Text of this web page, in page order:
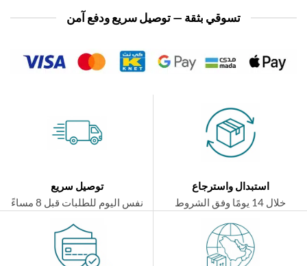
تسوقي بثقة — توصيل سريع ودفع آمن
استبدال واسترجاع
توصيل سريع
نفس اليوم للطلبات قبل 8 مساءً